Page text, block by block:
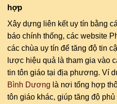
hợp
Xây dựng liên kết uy tín bằng
báo chính thống, các website
các chùa uy tín để tăng độ tin
lược hiệu quả là tham gia vào
tin tôn giáo tại địa phương. Ví
Bình Dương là nơi tổng hợp
tôn giáo khác, giúp tăng độ